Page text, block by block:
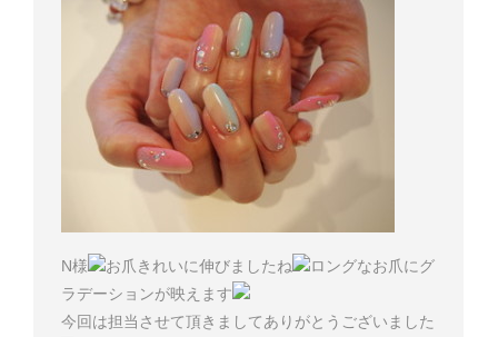
N様 お爪きれいに伸びましたね
ロングなお爪にグ
ラデーションが映えます
今回は担当させて頂きましてありがとうございました